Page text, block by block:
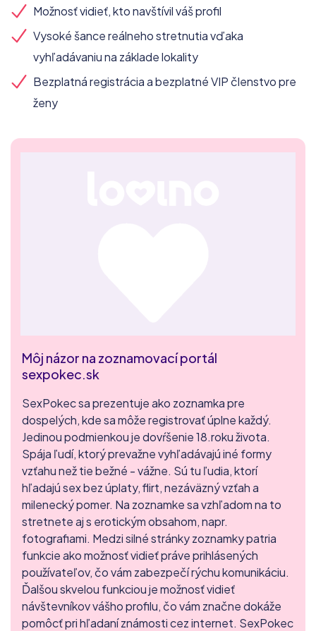
Možnosť vidieť, kto navštívil váš profil
Vysoké šance reálneho stretnutia vďaka
vyhľadávaniu na základe lokality
Bezplatná registrácia a bezplatné VIP členstvo pre
ženy
Môj názor na zoznamovací portál
sexpokec.sk
SexPokec sa prezentuje ako zoznamka pre
dospelých, kde sa môže registrovať úplne každý.
Jedinou podmienkou je dovŕšenie 18.roku života.
Spája ľudí, ktorý prevažne vyhľadávajú iné formy
vzťahu než tie bežné - vážne. Sú tu ľudia, ktorí
hľadajú sex bez úplaty, flirt, nezáväzný vzťah a
milenecký pomer. Na zoznamke sa vzhľadom na to
stretnete aj s erotickým obsahom, napr.
fotografiami. Medzi silné stránky zoznamky patria
funkcie ako možnosť vidieť práve prihlásených
používateľov, čo vám zabezpečí rýchu komunikáciu.
Ďalšou skvelou funkciou je možnosť vidieť
návštevníkov vášho profilu, čo vám značne dokáže
pomôcť pri hľadaní známosti cez internet. SexPokec